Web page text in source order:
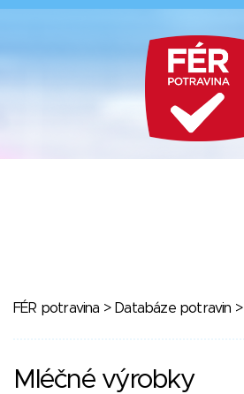
FÉR potravina > Databáze potravin >
Mléčné výrobky